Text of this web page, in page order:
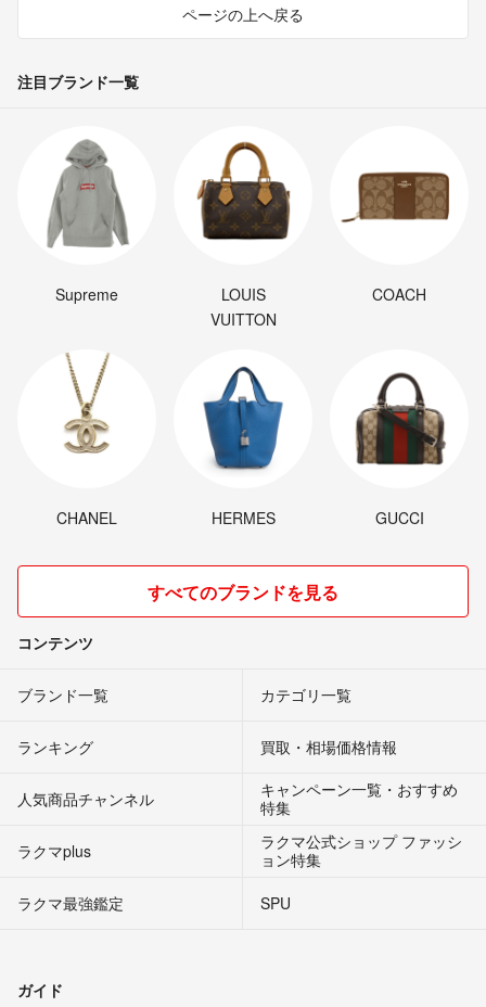
ページの上へ戻る
注目ブランド一覧
Supreme
LOUIS
VUITTON
COACH
CHANEL HERMES GUCCI
すべてのブランドを見る
コンテンツ
ブランド一覧 カテゴリ一覧
ランキング 買取・相場価格情報
人気商品チャンネル
キャンペーン一覧・おすすめ
特集
ラクマplus
ラクマ公式ショップ ファッシ
ョン特集
ラクマ最強鑑定
SPU
ガイド